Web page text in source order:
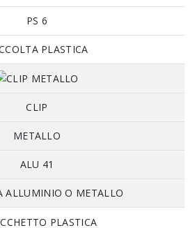
PS 6
PLASTICA
CLIP
METALLO
ALU 41
ALLUMINIO O METALLO